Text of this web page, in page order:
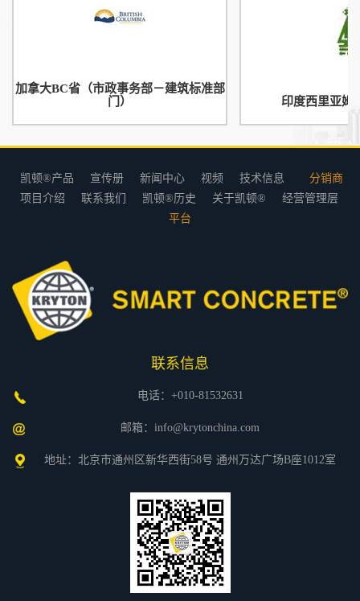
加拿大BC省（市政事务部－建筑标准部
门）
印度西里亚姆
凯顿®产品 宣传册 新闻中心 视频
技术信息
项目介绍
联系我们 凯顿®历史 关于凯顿® 经营管理层
分销商
平台
联系信息
电话：+010-81532631
邮箱：info@krytonchina.com
地址：北京市通州区新华西街58号 通州万达广场B座1012室